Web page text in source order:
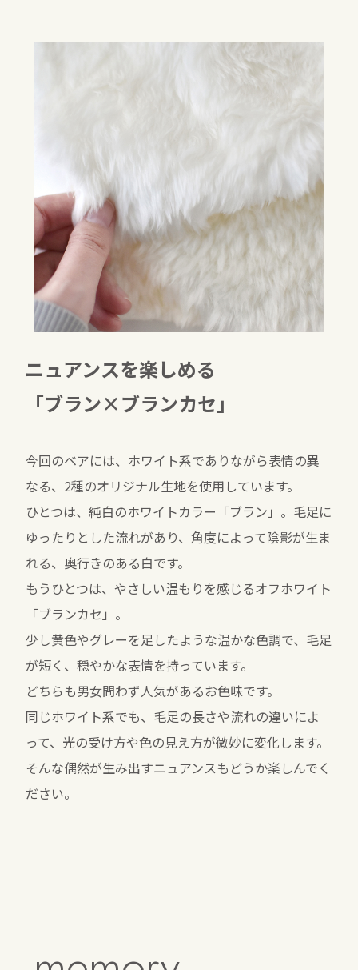
ニュアンスを楽しめる
「ブラン×ブランカセ」
今回のベアには、ホワイト系でありながら表情の異
なる、2種のオリジナル生地を使用しています。
ひとつは、純白のホワイトカラー「ブラン」。毛足に
ゆったりとした流れがあり、角度によって陰影が生ま
れる、奥行きのある白です。
もうひとつは、やさしい温もりを感じるオフホワイト
「ブランカセ」。
少し黄色やグレーを足したような温かな色調で、毛足
が短く、穏やかな表情を持っています。
どちらも男女問わず人気があるお色味です。
同じホワイト系でも、毛足の長さや流れの違いによ
って、光の受け方や色の見え方が微妙に変化します。
そんな偶然が生み出すニュアンスもどうか楽しんでく
ださい。